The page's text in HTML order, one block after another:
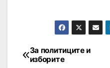
За политиците и
изборите